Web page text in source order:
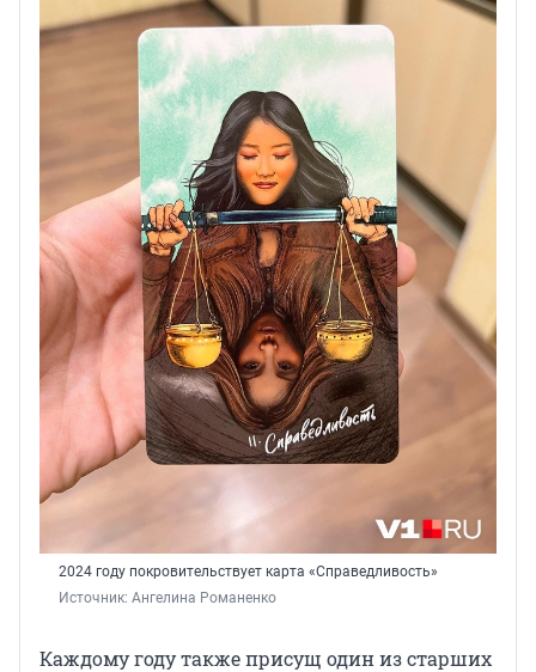
2024 году покровительствует карта «Справедливость»
Источник: Ангелина Романенко
Каждому году также присущ один из старших